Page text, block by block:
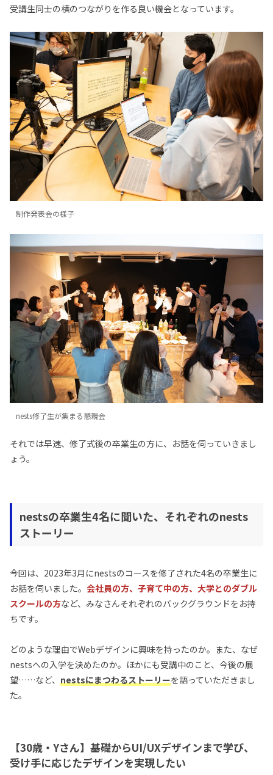
受講生同士の横のつながりを作る良い機会となっています。
制作発表会の様子
nests修了生が集まる懇親会
それでは早速、修了式後の卒業生の方に、お話を伺っていきまし
ょう。
nestsの卒業生4名に聞いた、それぞれのnests
ストーリー
今回は、2023年3月にnestsのコースを修了された4名の卒業生に
お話を伺いました。 会社員の方、子育て中の方、大学とのダブル
スクールの方など、みなさんそれぞれのバックグラウンドをお持
ちです。
どのような理由でWebデザインに興味を持ったのか。また、なぜ
nestsへの入学を決めたのか。ほかにも受講中のこと、今後の展
望……など、 nestsにまつわるストーリーを語っていただきまし
た。
【30歳・Yさん】基礎からUI/UXデザインまで学び、
受け手に応じたデザインを実現したい